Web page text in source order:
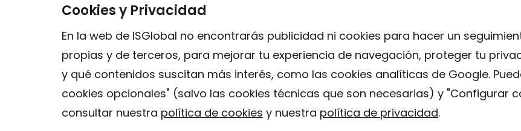
Cookies y Privacidad
En la web de ISGlobal no encontrarás publicidad ni cookies para hacer un
propias y de terceros, para mejorar tu experiencia de navegación, proteger tu
y qué contenidos suscitan más interés, como las cookies analíticas de Google.
cookies opcionales" (salvo las cookies técnicas que son necesarias) y "Configurar
consultar nuestra política de cookies y nuestra política de privacidad.
Campus Mar
C/ Doctor Aiguader, 88. 08003.